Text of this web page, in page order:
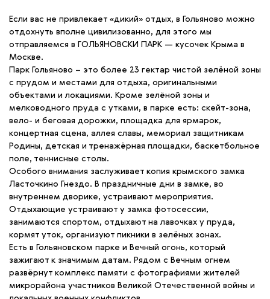
Если вас не привлекает «дикий» отдых, в Гольяново можно
отдохнуть вполне цивилизованно, для этого мы
отправляемся в ГОЛЬЯНОВСКИ ПАРК — кусочек Крыма в
Москве.
Парк Гольяново – это более 23 гектар чистой зелёной зоны
с прудом и местами для отдыха, оригинальными
объектами и локациями. Кроме зелёной зоны и
мелководного пруда с утками, в парке есть: скейт-зона,
вело- и беговая дорожки, площадка для ярмарок,
концертная сцена, аллея славы, мемориал защитникам
Родины, детская и тренажёрная площадки, баскетбольное
поле, теннисные столы.
Особого внимания заслуживает копия крымского замка
Ласточкино Гнездо. В праздничные дни в замке, во
внутреннем дворике, устраивают мероприятия.
Отдыхающие устраивают у замка фотосессии,
занимаются спортом, отдыхают на лавочках у пруда,
кормят уток, организуют пикники в зелёных зонах.
Есть в Гольяновском парке и Вечный огонь, который
зажигают к значимым датам. Рядом с Вечным огнем
развёрнут комплекс памяти с фотографиями жителей
микрорайона участников Великой Отечественной войны и